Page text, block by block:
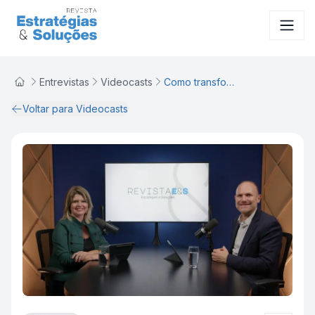
VideoCastEntrevistas Videocasts Como transformar um TCC em negócio
Voltar para Videocasts